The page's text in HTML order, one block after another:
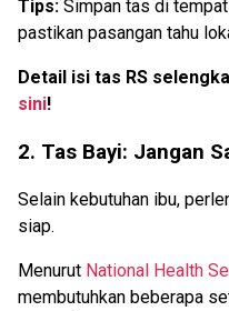
Tips: Simpan tas di
pastikan pasangan tahu
Detail isi tas RS
sini!
2. Tas Bayi: Jangan
Selain kebutuhan ibu,
siap.
Menurut National Health
membutuhkan beberapa